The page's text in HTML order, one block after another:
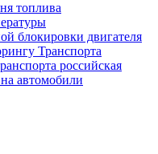
топлива
блокировки двигателя
Транспорта
российская
автомобили